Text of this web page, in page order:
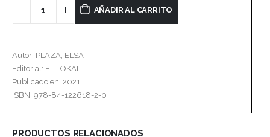
AÑADIR AL CARRITO
Autor: PLAZA, ELSA
Editorial: EL LOKAL
Publicado en: 2021
ISBN: 978-84-122618-2-0
PRODUCTOS RELACIONADOS